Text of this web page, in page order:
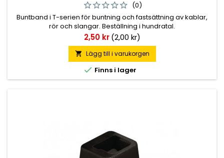
(0)
Buntband i T-serien för buntning och fastsättning av kablar,
rör och slangar. Beställning i hundratal.
Pris
2,50 kr (2,00 kr)
 Lägg till i varukorgen
 Finns i lager